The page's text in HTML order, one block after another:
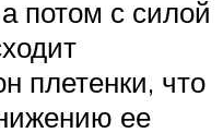
потом с силой
плетенки, что
ее